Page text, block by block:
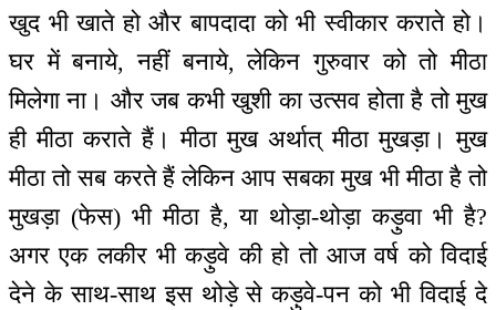
खुद भी खाते हो और बापदादा को भी स्वीकार कराते हो।
घर में बनाये, नहीं बनाये, लेकिन गुरुवार को तो मीठा
मिलेगा ना। और जब कभी खुशी का उत्सव होता है तो मुख
ही मीठा कराते हैं। मीठा मुख अर्थात् मीठा मुखड़ा। मुख
मीठा तो सब करते हैं लेकिन आप सबका मुख भी मीठा है तो
मुखड़ा (फेस) भी मीठा है, या थोड़ा-थोड़ा कड़ुवा भी है?
अगर एक लकीर भी कड़ुवे की हो तो आज वर्ष को विदाई
देने के साथ-साथ इस थोड़े से कड़ुवे-पन को भी विदाई दे